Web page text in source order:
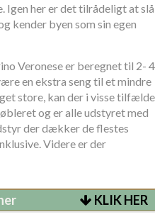
her er det tilrådeligt at slå
kender byen som sin egen
Veronese er beregnet til 2- 4
en ekstra seng til et mindre
store, kan der i visse tilfælde
og er alle udstyret med
der dækker de flestes
Videre er der
KLIK HER